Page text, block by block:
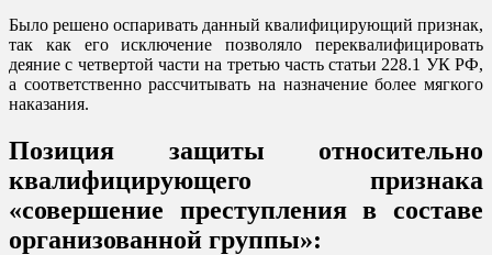
Было решено оспаривать данный квалифицирующий признак,
так как его исключение позволяло переквалифицировать
деяние с четвертой части на третью часть статьи 228.1 УК РФ,
а соответственно рассчитывать на назначение более мягкого
наказания.
Позиция защиты относительно
квалифицирующего признака
«совершение преступления в составе
организованной группы»: